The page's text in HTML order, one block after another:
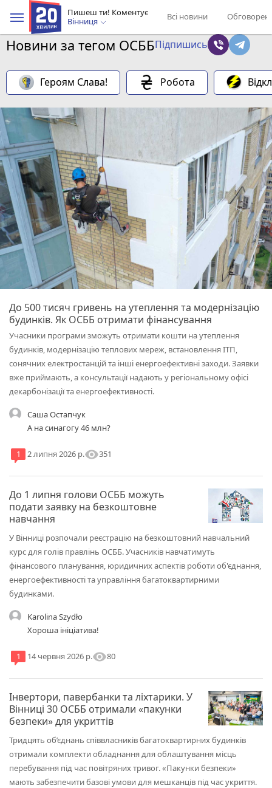
Пишеш ти! Коментує
Вінниця
Всі новини
Новини за тегом ОСББПідпишись
Героям Слава! Робота
До 500 тисяч гривень на утеплення та модернізацію
будинків. Як ОСББ отримати фінансування
Учасники програми зможуть отримати кошти на утеплення
будинків, модернізацію теплових мереж, встановлення ІТП,
сонячних електростанцій та інші енергоефективні заходи. Заявки
вже приймають, а консультації надають у регіональному офісі
декарбонізації та енергоефективності.
Саша Остапчук
А на синагогу 46 млн?
1 2 липня 2026 р.visibility351
До 1 липня голови ОСББ можуть
подати заявку на безкоштовне
навчання
У Вінниці розпочали реєстрацію на безкоштовний навчальний
курс для голів правлінь ОСББ. Учасників навчатимуть
фінансового планування, юридичних аспектів роботи об'єднання,
енергоефективності та управління багатоквартирними
будинками.
Karolina Szydło
Хороша ініціатива!
1 14 червня 2026 р.visibility80
Інвертори, павербанки та ліхтарики. У
Вінниці 30 ОСББ отримали «пакунки
безпеки» для укриттів
Тридцять об’єднань співвласників багатоквартирних будинків
отримали комплекти обладнання для облаштування місць
перебування під час повітряних тривог. «Пакунки безпеки»
мають забезпечити базові умови для мешканців під час укриття.